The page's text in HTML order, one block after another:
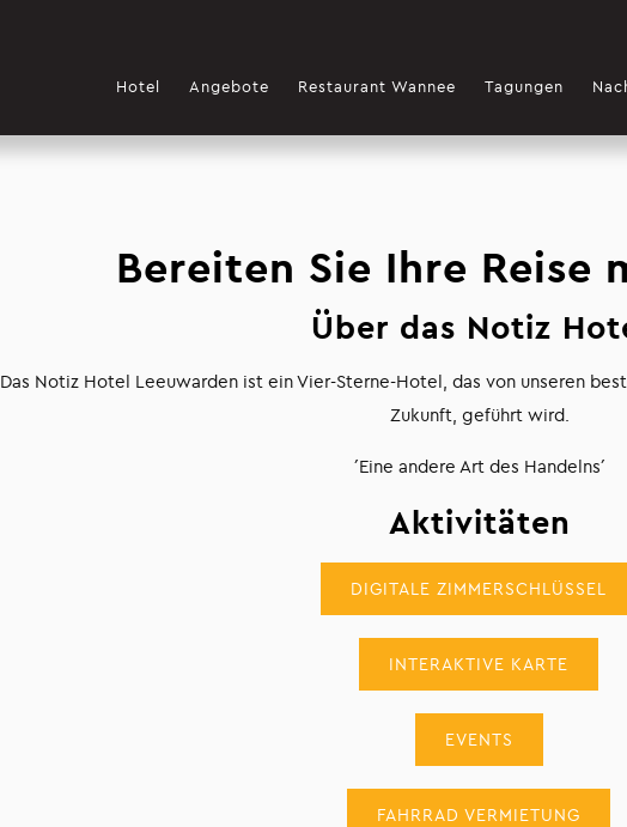
Hotel Angebote Restaurant Wannee Tagungen
Bereiten Sie Ihre Reise
Über das Notiz
Das Notiz Hotel Leeuwarden ist ein Vier-Sterne-Hotel, das von unseren
Zukunft, geführt wird.
´Eine andere Art des Handelns´
Aktivitäten
DIGITALE ZIMMERSCHLÜSSEL
INTERAKTIVE KARTE
EVENTS
FAHRRAD VERMIETUNG